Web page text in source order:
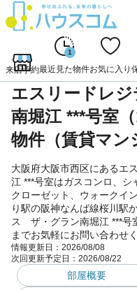
来店予約
1
最近見た物件お気に入り
エスリードレ
南堀江 ***号室
物件（賃貸マン
大阪府大阪市西区にあるエ
江 ***号室はガスコンロ、シ
クローゼット、ウォークイ
り駅の阪神なんば線桜川駅
ス ザ・グラン南堀江 ***号
までお気軽にお問い合わせ
情報更新日： 2026/08/08
次回更新予定日： 2026/08/22
部屋概要